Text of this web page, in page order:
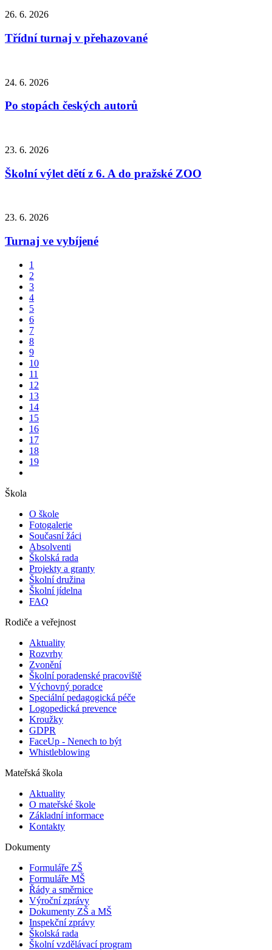
26. 6. 2026
Třídní turnaj v přehazované
24. 6. 2026
Po stopách českých autorů
23. 6. 2026
Školní výlet dětí z 6. A do pražské ZOO
23. 6. 2026
Turnaj ve vybíjené
1
2
3
4
5
6
7
8
9
10
11
12
13
14
15
16
17
18
19
Škola
O škole
Fotogalerie
Současní žáci
Absolventi
Školská rada
Projekty a granty
Školní družina
Školní jídelna
FAQ
Rodiče a veřejnost
Aktuality
Rozvrhy
Zvonění
Školní poradenské pracoviště
Výchovný poradce
Speciální pedagogická péče
Logopedická prevence
Kroužky
GDPR
FaceUp - Nenech to být
Whistleblowing
Mateřská škola
Aktuality
O mateřské škole
Základní informace
Kontakty
Dokumenty
Formuláře ZŠ
Formuláře MŠ
Řády a směrnice
Výroční zprávy
Dokumenty ZŠ a MŠ
Inspekční zprávy
Školská rada
Školní vzdělávací program